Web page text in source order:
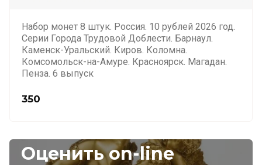
Набор монет 8 штук. Россия. 10 рублей 2026 год.
Серии Города Трудовой Доблести. Барнаул.
Каменск-Уральский. Киров. Коломна.
Комсомольск-на-Амуре. Красноярск. Магадан.
Пенза. 6 выпуск
350
Оценить on-line